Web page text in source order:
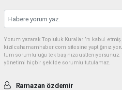
Yorum yazarak Topluluk Kuralları’nı kabul
kizilcahamamhaber.com sitesine yaptığınız
tüm sorumluluğu tek başınıza üstleniyorsunuz.
yönetimi hiçbir şekilde sorumlu tutulamaz.
Ramazan özdemir